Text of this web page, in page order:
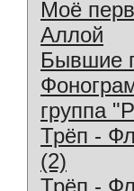
Моё
Аллой
Бывшие
группа
Трёп -
(2)
Трёп -